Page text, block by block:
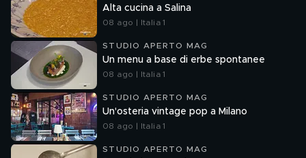
Alta cucina a Salina
08 ago | Italia 1
STUDIO APERTO MAG
Un menu a base di erbe spontanee
08 ago | Italia 1
STUDIO APERTO MAG
Un'osteria vintage pop a Milano
08 ago | Italia 1
STUDIO APERTO MAG